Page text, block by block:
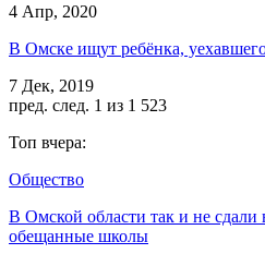
4 Апр, 2020
В Омске ищут ребёнка,
7 Дек, 2019
пред. след. 1 из 1 523
Топ вчера:
Общество
В Омской области так и не сдали
обещанные школы